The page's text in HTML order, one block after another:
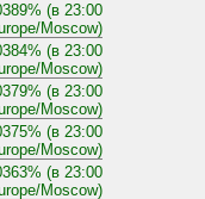
(в 23:00
Moscow)
(в 23:00
Moscow)
(в 23:00
Moscow)
(в 23:00
Moscow)
(в 23:00
Moscow)